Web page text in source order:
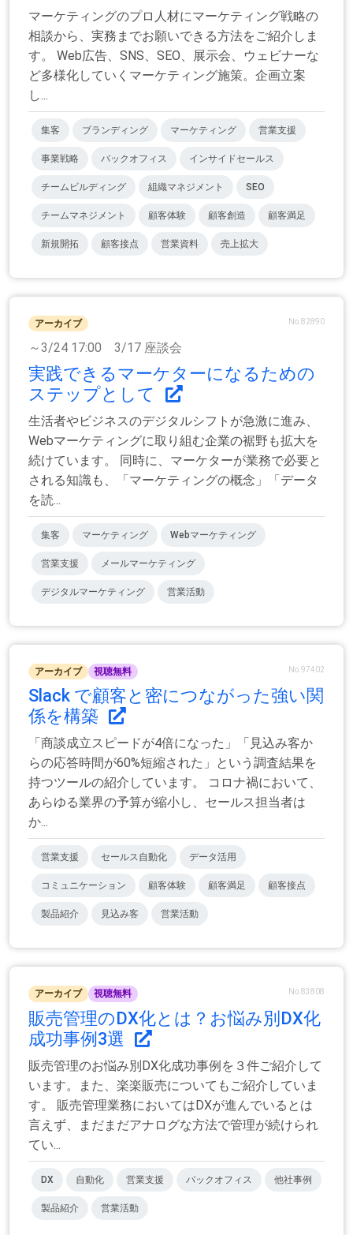
マーケティングのプロ人材にマーケティング戦略の
相談から、実務までお願いできる方法をご紹介しま
す。 Web広告、SNS、SEO、展示会、ウェビナーな
ど多様化していくマーケティング施策。企画立案
し...
集客 ブランディング マーケティング 営業支援
事業戦略 バックオフィス インサイドセールス
チームビルディング 組織マネジメント SEO
チームマネジメント 顧客体験 顧客創造 顧客満足
新規開拓 顧客接点 営業資料 売上拡大
アーカイブ No.82890
～3/24 17:00 3/17 座談会
実践できるマーケターになるための
ステップとして
生活者やビジネスのデジタルシフトが急激に進み、
Webマーケティングに取り組む企業の裾野も拡大を
続けています。 同時に、マーケターが業務で必要と
される知識も、「マーケティングの概念」「データ
を読...
集客 マーケティング Webマーケティング
営業支援 メールマーケティング
デジタルマーケティング 営業活動
アーカイブ 視聴無料 No.97402
Slack で顧客と密につながった強い関
係を構築
「商談成立スピードが4倍になった」「見込み客か
らの応答時間が60%短縮された」という調査結果を
持つツールの紹介しています。 コロナ禍において、
あらゆる業界の予算が縮小し、セールス担当者は
か...
営業支援 セールス自動化 データ活用
コミュニケーション 顧客体験 顧客満足 顧客接点
製品紹介 見込み客 営業活動
アーカイブ 視聴無料 No.83808
販売管理のDX化とは？お悩み別DX化
成功事例3選
販売管理のお悩み別DX化成功事例を３件ご紹介して
います。また、楽楽販売についてもご紹介していま
す。 販売管理業務においてはDXが進んでいるとは
言えず、まだまだアナログな方法で管理が続けられ
てい...
DX 自動化 営業支援 バックオフィス 他社事例
製品紹介 営業活動